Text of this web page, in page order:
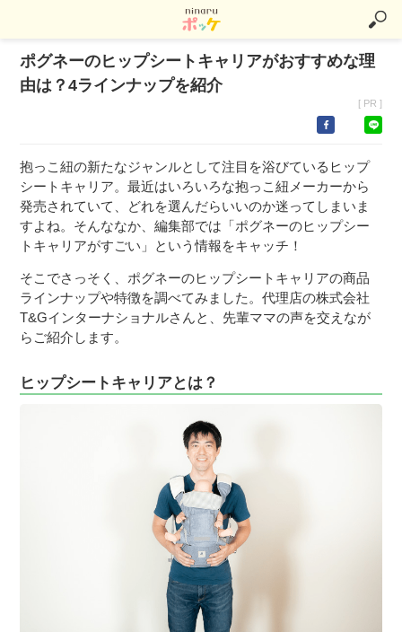
ポグネーのヒップシートキャリアがおすすめな理
由は？4ラインナップを紹介
[ PR ]
抱っこ紐の新たなジャンルとして注目を浴びているヒップ
シートキャリア。最近はいろいろな抱っこ紐メーカーから
発売されていて、どれを選んだらいいのか迷ってしまいま
すよね。そんななか、編集部では「ポグネーのヒップシー
トキャリアがすごい」という情報をキャッチ！
そこでさっそく、ポグネーのヒップシートキャリアの商品
ラインナップや特徴を調べてみました。代理店の株式会社
T&Gインターナショナルさんと、先輩ママの声を交えなが
らご紹介します。
ヒップシートキャリアとは？